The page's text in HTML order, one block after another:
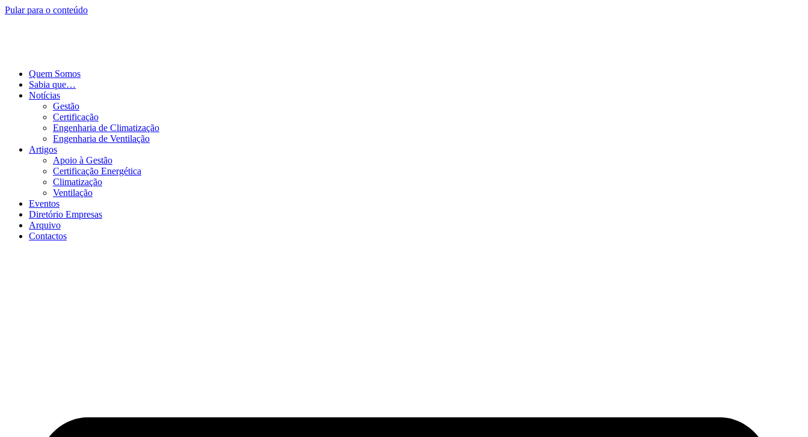
Pular para o conteúdo
Quem Somos
Sabia que…
Notícias
Gestão
Certificação
Engenharia de Climatização
Engenharia de Ventilação
Artigos
Apoio à Gestão
Certificação Energética
Climatização
Ventilação
Eventos
Diretório Empresas
Arquivo
Contactos